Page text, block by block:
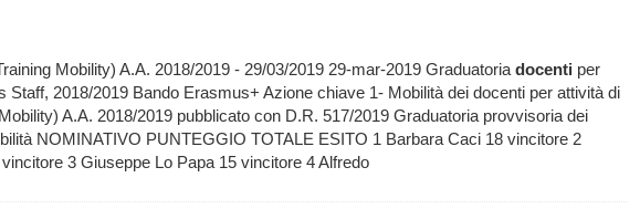
Mobility) A.A. 2018/2019 - 29/03/2019 29-mar-2019 Graduatoria docenti per
Staff, 2018/2019 Bando Erasmus+ Azione chiave 1- Mobilità dei docenti per attività di
A.A. 2018/2019 pubblicato con D.R. 517/2019 Graduatoria provvisoria dei
NOMINATIVO PUNTEGGIO TOTALE ESITO 1 Barbara Caci 18 vincitore 2
3 Giuseppe Lo Papa 15 vincitore 4 Alfredo